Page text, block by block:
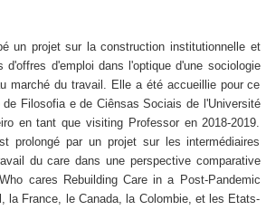
un projet sur la construction institutionnelle et
d'offres d'emploi dans l'optique d'une sociologie
marché du travail. Elle a été accueillie pour ce
Filosofia e de Ciênsas Sociais de l'Université
en tant que visiting Professor en 2018-2019.
prolongé par un projet sur les intermédiaires
du care dans une perspective comparative
cares Rebuilding Care in a Post-Pandemic
la France, le Canada, la Colombie, et les Etats-